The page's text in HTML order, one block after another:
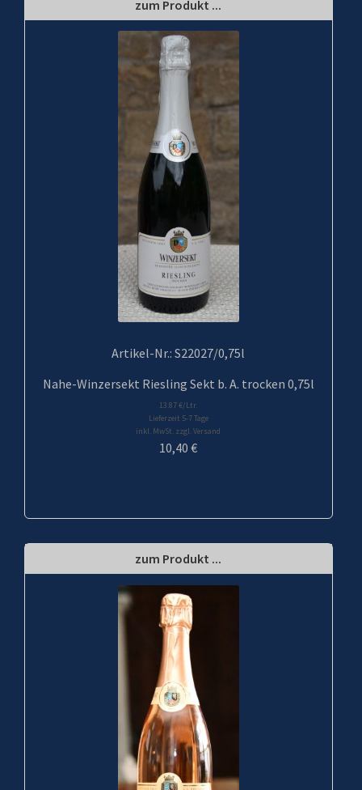
Artikel-Nr.: S22027/0,75l
Nahe-Winzersekt Riesling Sekt b. A. trocken 0,75l
13.87 €/Ltr.
Lieferzeit 5-7 Tage
inkl. MwSt. zzgl. Versand
10,40€
zum Produkt ...
zum Produkt ...